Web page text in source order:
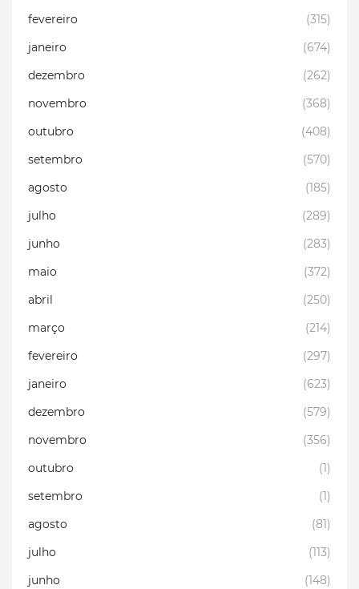
fevereiro
(315)
janeiro
(674)
dezembro
(262)
novembro
(368)
outubro
(408)
setembro
(570)
agosto
(185)
julho
(289)
junho
(283)
maio
(372)
abril
(250)
março
(214)
fevereiro
(297)
janeiro
(623)
dezembro
(579)
novembro
(356)
outubro
(1)
setembro
(1)
agosto
(81)
julho
(113)
junho
(148)